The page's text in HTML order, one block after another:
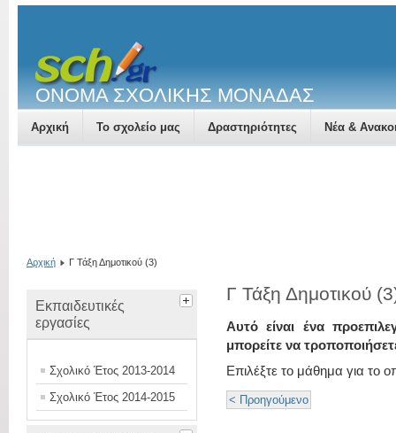
ΟΝΟΜΑ ΣΧΟΛΙΚΗΣ ΜΟΝΑΔΑΣ
Αρχική Το σχολείο μας Δραστηριότητες Νέα &
Αρχική Γ Τάξη Δημοτικού (3)
Εκπαιδευτικές
εργασίες
Σχολικό Έτος 2013-2014
Σχολικό Έτος 2014-2015
Γ Τάξη Δημοτικού
Αυτό είναι ένα
μπορείτε να
Επιλέξτε το μάθημα για το
< Προηγούμενο